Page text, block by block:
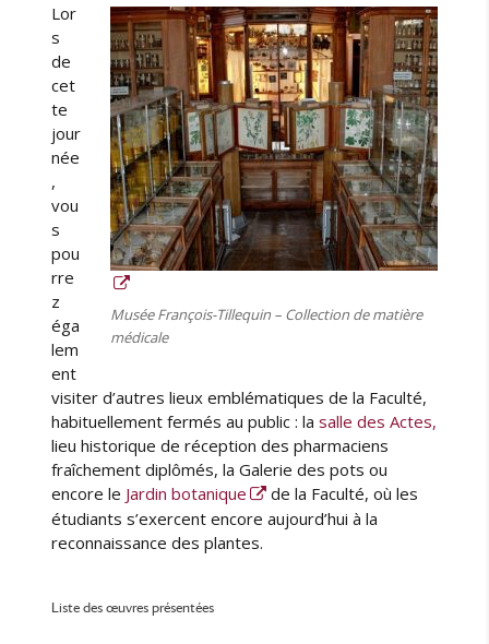
c
t
u
r
e
Musée François-Tillequin – Collection de matière
médicale
Lor
s
de
cet
te
jour
née
,
vou
s
pou
rre
z
éga
lem
ent
visiter d’autres lieux emblématiques de la Faculté,
habituellement fermés au public : lasalle des Actes,
lieu historique de réception des pharmaciens
fraîchement diplômés, la Galerie des pots ou
encore le Jardin botanique
de la Faculté, où les
étudiants s’exercent encore aujourd’hui à la
reconnaissance des plantes.
Liste des œuvres présentées